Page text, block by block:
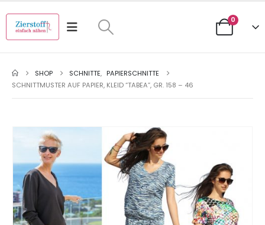
0
SHOP SCHNITTE, PAPIERSCHNITTE
SCHNITTMUSTER AUF PAPIER, KLEID “TABEA”, GR. 158 – 46